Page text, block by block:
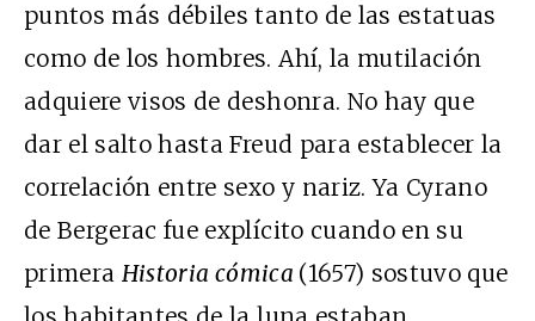
puntos más débiles tanto de las estatuas
como de los hombres. Ahí, la mutilación
adquiere visos de deshonra. No hay que
dar el salto hasta Freud para establecer la
correlación entre sexo y nariz. Ya Cyrano
de Bergerac fue explícito cuando en su
primera Historia cómica (1657) sostuvo que